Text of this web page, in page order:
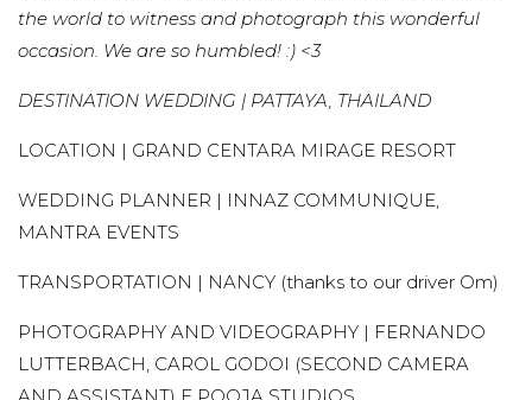
the world to witness and photograph this wonderful
occasion. We are so humbled! :) <3
DESTINATION WEDDING | PATTAYA, THAILAND
LOCATION | GRAND CENTARA MIRAGE RESORT
WEDDING PLANNER | INNAZ COMMUNIQUE,
MANTRA EVENTS
TRANSPORTATION | NANCY (thanks to our driver Om)
PHOTOGRAPHY AND VIDEOGRAPHY | FERNANDO
LUTTERBACH, CAROL GODOI (SECOND CAMERA